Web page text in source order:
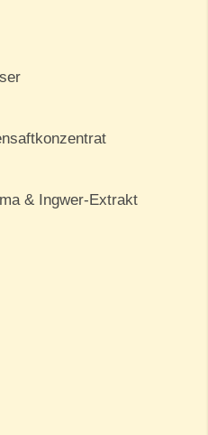
& Ingwer-Extrakt